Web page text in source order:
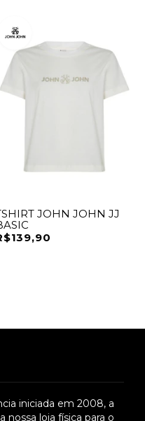
JOHN JOHN JJ
iniciada em 2008, a
nossa loja física para o